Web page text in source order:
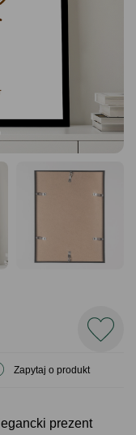
Zapytaj o produkt
prezent